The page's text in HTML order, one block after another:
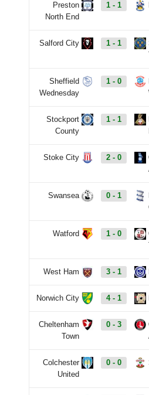
Preston
North End
1 - 1
Salford City 1 - 1
Sheffield
Wednesday
1 - 0
Stockport
County
1 - 1
Stoke City 2 - 0
Swansea 0 - 1
Watford 1 - 0
West Ham 3 - 1
Norwich City 4 - 1
Cheltenham
Town
0 - 3
Colchester
United
0 - 0